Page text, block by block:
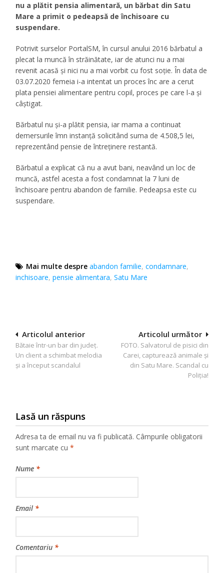
nu a plătit pensia alimentară, un bărbat din Satu
Mare a primit o pedeapsă de închisoare cu
suspendare.
Potrivit surselor PortalSM, în cursul anului 2016 bărbatul a
plecat la muncă în străinătate, iar de atunci nu a mai
revenit acasă şi nici nu a mai vorbit cu fost soţie. În data de
03.07.2020 femeia i-a intentat un proces înc are a cerut
plata pensiei alimentare pentru copil, proces pe care l-a și
câștigat.
Bărbatul nu şi-a plătit pensia, iar mama a continuat
demersurile îmn instanţă solicitând suma de 4.508,5 lei,
reprezentând pensie de întreținere restantă.
Bărbatul a explicat că nu a avut bani, neavând un loc de
muncă, astfel acesta a fost condamnat la 7 luni de
închisoare pentru abandon de familie. Pedeapsa este cu
suspendare.
Mai multe despre abandon familie,condamnare,
inchisoare,pensie alimentara,Satu Mare
Navigare
în
articole
Articolul următor
FOTO. Salvatorul de pisici din
Carei, capturează animale şi
din Satu Mare. Scandal cu
Poliţia!
Articolul anterior
Bătaie într-un bar din județ.
Un client a schimbat melodia
şi a început scandalul
Lasă un răspuns
Adresa ta de email nu va fi publicată. Câmpurile obligatorii
sunt marcate cu*
Nume *
Email *
Comentariu *